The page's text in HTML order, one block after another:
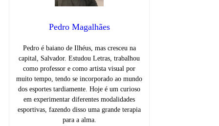
Pedro Magalhães
Pedro é baiano de Ilhéus, mas cresceu na
capital, Salvador. Estudou Letras, trabalhou
como professor e como artista visual por
muito tempo, tendo se incorporado ao mundo
dos esportes tardiamente. Hoje é um curioso
em experimentar diferentes modalidades
esportivas, fazendo disso uma grande terapia
para a alma.